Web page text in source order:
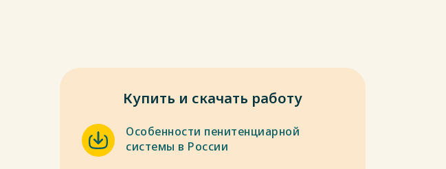
Купить и скачать работу
Особенности пенитенциарной
системы в России